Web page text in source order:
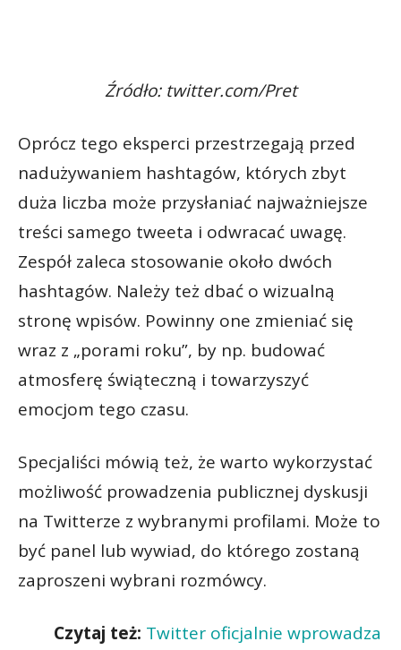
Źródło: twitter.com/Pret
Oprócz tego eksperci przestrzegają przed
nadużywaniem hashtagów, których zbyt
duża liczba może przysłaniać najważniejsze
treści samego tweeta i odwracać uwagę.
Zespół zaleca stosowanie około dwóch
hashtagów. Należy też dbać o wizualną
stronę wpisów. Powinny one zmieniać się
wraz z „porami roku”, by np. budować
atmosferę świąteczną i towarzyszyć
emocjom tego czasu.
Specjaliści mówią też, że warto wykorzystać
możliwość prowadzenia publicznej dyskusji
na Twitterze z wybranymi profilami. Może to
być panel lub wywiad, do którego zostaną
zaproszeni wybrani rozmówcy.
Czytaj też: Twitter oficjalnie wprowadza